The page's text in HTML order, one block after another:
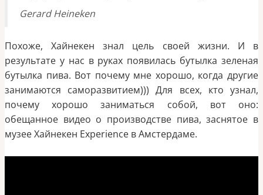
Gerard Heineken
Похоже, Хайнекен знал цель своей жизни. И в
результате у нас в руках появилась бутылка зеленая
бутылка пива. Вот почему мне хорошо, когда другие
занимаются саморазвитием))) Для всех, кто узнал,
почему хорошо заниматься собой, вот оно:
обещанное видео о производстве пива, заснятое в
музее Хайнекен Experience в Амстердаме.